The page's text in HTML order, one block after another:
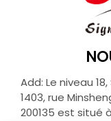
Add: Le niveau
1403, rue
200135 est situé